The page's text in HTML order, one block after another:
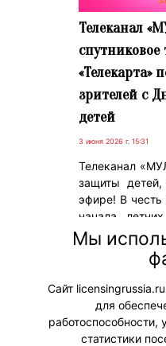
Телеканал
спутниковое
«Телекарта»
зрителей с
детей
3 июня 2026 г. 15:31
Телеканал
защиты
эфире! В честь
начала
вместе
«Орион»)
яркие проекты!
#ПродвижениеБренда
Мы
Сайт
для
работоспособности,
статистики